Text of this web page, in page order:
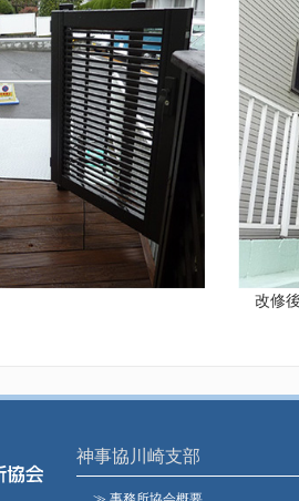
改修後
神事協川崎支部